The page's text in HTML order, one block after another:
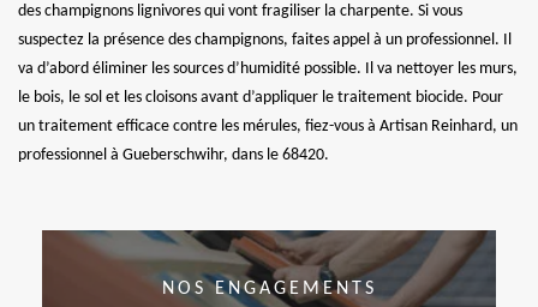
des champignons lignivores qui vont fragiliser la charpente. Si vous
suspectez la présence des champignons, faites appel à un professionnel. Il
va d’abord éliminer les sources d’humidité possible. Il va nettoyer les murs,
le bois, le sol et les cloisons avant d’appliquer le traitement biocide. Pour
un traitement efficace contre les mérules, fiez-vous à Artisan Reinhard, un
professionnel à Gueberschwihr, dans le 68420.
NOS ENGAGEMENTS